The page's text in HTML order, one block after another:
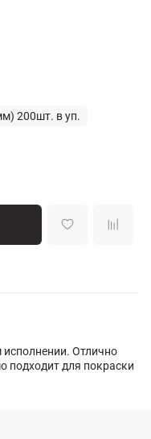
200шт. в уп.
Отлично
подходит для покраски